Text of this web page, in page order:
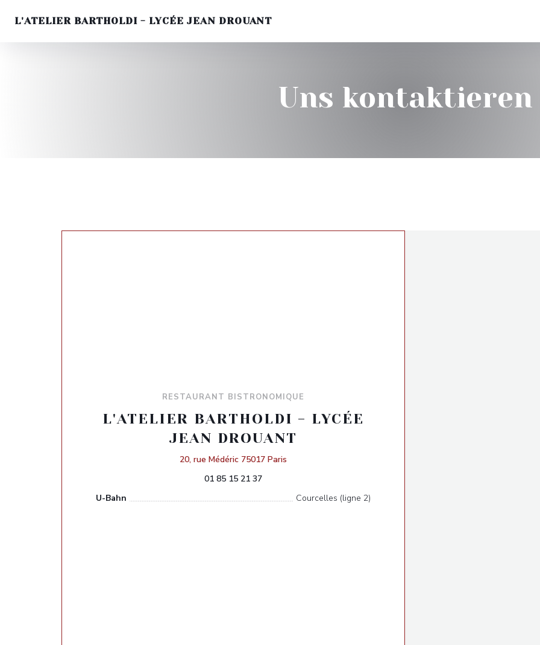
L'ATELIER BARTHOLDI - LYCÉE JEAN DROUANT
Uns kontaktieren
RESTAURANT BISTRONOMIQUE
L'ATELIER BARTHOLDI - LYCÉE
JEAN DROUANT
20, rue Médéric 75017 Paris
01 85 15 21 37
U-Bahn
Courcelles (ligne 2)